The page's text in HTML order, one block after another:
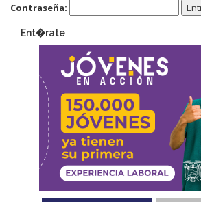
Contraseña:
Ent�rate